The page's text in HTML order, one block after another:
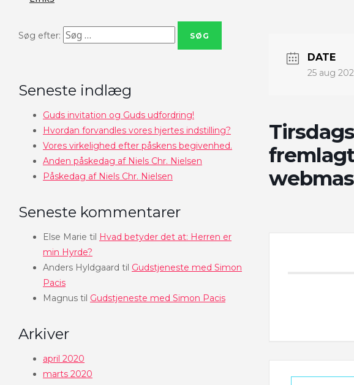
Søg efter:
Seneste indlæg
Guds invitation og Guds udfordring!
Hvordan forvandles vores hjertes indstilling?
Vores virkelighed efter påskens begivenhed.
Anden påskedag af Niels Chr. Nielsen
Påskedag af Niels Chr. Nielsen
Seneste kommentarer
Else Marie til Hvad betyder det at: Herren er
min Hyrde?
Anders Hyldgaard til Gudstjeneste med Simon
Pacis
Magnus til Gudstjeneste med Simon Pacis
Arkiver
april 2020
marts 2020
DATE
25 aug